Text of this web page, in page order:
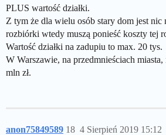
PLUS wartość działki.
Z tym że dla wielu osób stary dom jest nic
rozbiórki wtedy muszą ponieść koszty tej
Wartość działki na zadupiu to max. 20 tys.
W Warszawie, na przedmnieściach
mln zł.
anon75849589 4 Sierpień 2019 15:12
18